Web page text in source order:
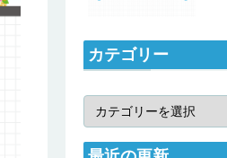
カテゴリー